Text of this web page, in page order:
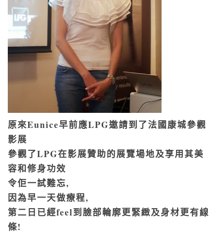
原來Eunice早前應LPG邀請到了法國康城參觀
影展
參觀了LPG在影展贊助的展覽場地及享用其美
容和修身功效
令佢一試難忘,
因為早一天做療程,
第二日已經feel到臉部輪廓更緊緻及身材更有線
條!